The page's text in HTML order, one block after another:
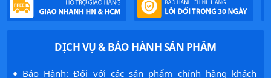
DỊCH VỤ & BẢO HÀNH SẢN PHẨM
Bảo Hành: Đối với các sản phẩm chính hãng khách